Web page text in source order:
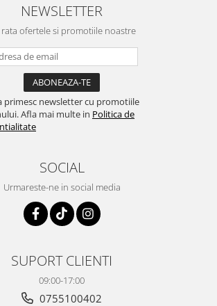
NEWSLETTER
rata ofertele si promotiile noastre
primesc newsletter cu promotiile
Afla mai multe in Politica de
SOCIAL
Urmareste-ne in social media
SUPORT CLIENTI
09:00-17:00
0755100402